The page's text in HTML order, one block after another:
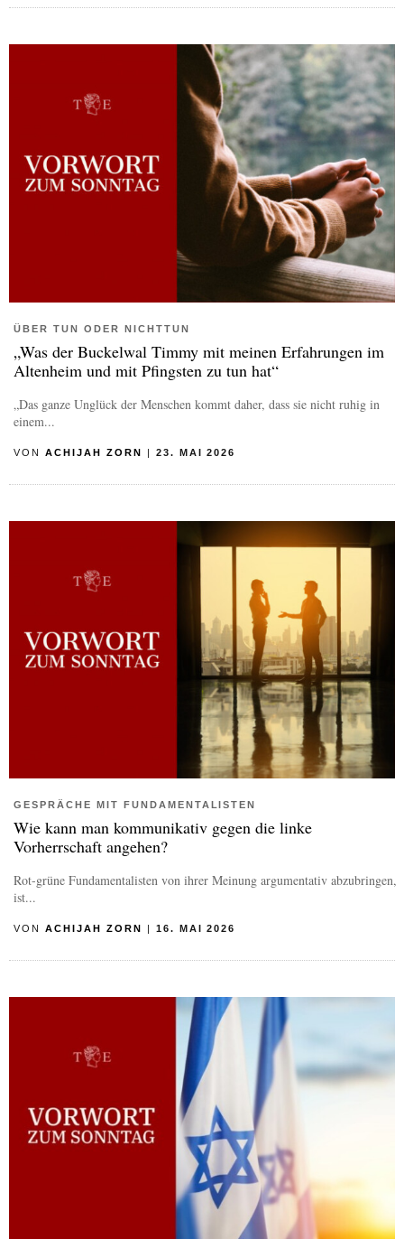
ÜBER TUN ODER NICHTTUN
„Was der Buckelwal Timmy mit meinen Erfahrungen im
Altenheim und mit Pfingsten zu tun hat“
„Das ganze Unglück der Menschen kommt daher, dass sie nicht ruhig in
einem...
VON ACHIJAH ZORN | 23. MAI 2026
GESPRÄCHE MIT FUNDAMENTALISTEN
Wie kann man kommunikativ gegen die linke
Vorherrschaft angehen?
Rot-grüne Fundamentalisten von ihrer Meinung argumentativ abzubringen,
ist...
VON ACHIJAH ZORN | 16. MAI 2026